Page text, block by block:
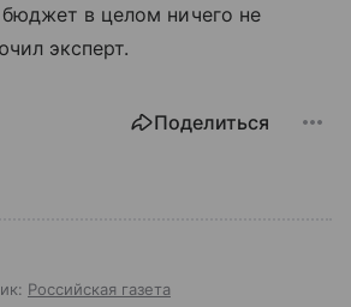
в целом ничего не
эксперт.
Поделиться
Российская газета